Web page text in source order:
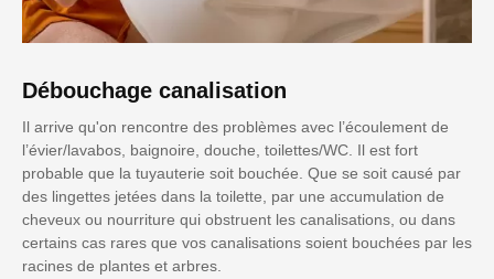
Débouchage canalisation
Il arrive qu'on rencontre des problèmes avec l’écoulement de
l’évier/lavabos, baignoire, douche, toilettes/WC. Il est fort
probable que la tuyauterie soit bouchée. Que se soit causé par
des lingettes jetées dans la toilette, par une accumulation de
cheveux ou nourriture qui obstruent les canalisations, ou dans
certains cas rares que vos canalisations soient bouchées par les
racines de plantes et arbres.